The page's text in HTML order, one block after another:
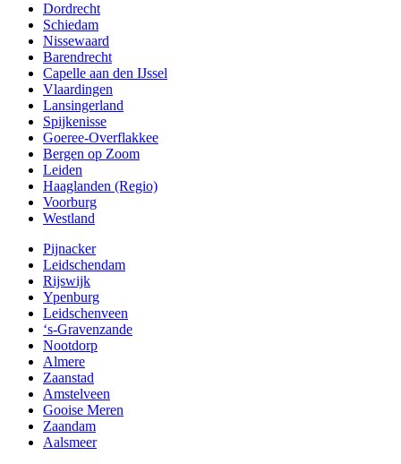
Dordrecht
Schiedam
Nissewaard
Barendrecht
Capelle aan den IJssel
Vlaardingen
Lansingerland
Spijkenisse
Goeree-Overflakkee
Bergen op Zoom
Leiden
Haaglanden (Regio)
Voorburg
Westland
Pijnacker
Leidschendam
Rijswijk
Ypenburg
Leidschenveen
‘s-Gravenzande
Nootdorp
Almere
Zaanstad
Amstelveen
Gooise Meren
Zaandam
Aalsmeer